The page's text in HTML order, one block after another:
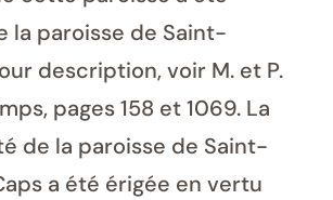
la paroisse de Saint-
description, voir M. et P.
pages 158 et 1069. La
de la paroisse de Saint-
a été érigée en vertu